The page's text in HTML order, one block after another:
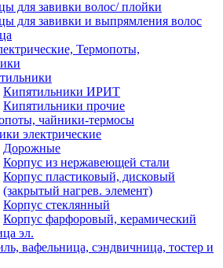
для завивки волос/ плойки
для завивки и выпрямления волос
Термопоты,
Кипятильники ИРИТ
Кипятильники прочие
чайники-термосы
электрические
Дорожные
Корпус из нержавеющей стали
Корпус пластиковый, дисковый
(закрытый нагрев. элемент)
Корпус стеклянный
Корпус фарфоровый, керамический
эл.
вафельница, сэндвичница, тостер и